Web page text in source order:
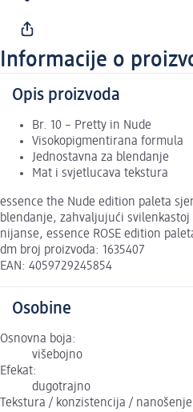
Informacije o
Opis proizvoda
Br. 10 – Pretty in Nude
Visokopigmentirana formula
Jednostavna za blendanje
Mat i svjetlucava tekstura
essence the Nude edition paleta
blendanje, zahvaljujući
nijanse, essence ROSE edition
dm broj proizvoda: 1635407
EAN: 4059729245854
Osobine
Osnovna boja:
višebojno
Efekat:
dugotrajno
Tekstura / konzistencija /